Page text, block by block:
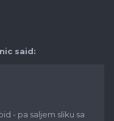
said:
- pa saljem sliku sa